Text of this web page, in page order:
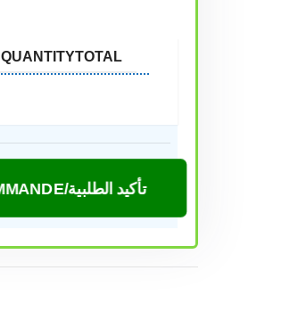
QUANTITYTOTAL
CONFIRMER LA COMMANDE/تأكيد الطلبية